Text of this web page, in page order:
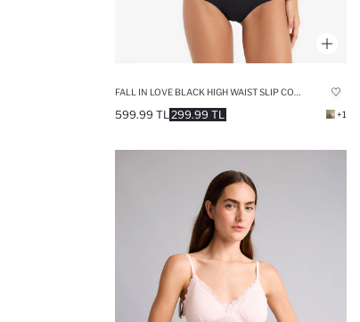
299.99 TL
599.99 TL +1